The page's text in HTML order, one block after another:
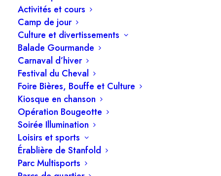
Activités et cours
Camp de jour
Culture et divertissements
Balade Gourmande
Carnaval d’hiver
Festival du Cheval
Foire Bières, Bouffe et Culture
Kiosque en chanson
Opération Bougeotte
Soirée Illumination
Loisirs et sports
Érablière de Stanfold
Parc Multisports
2. Législation & Greffe
2.1 Approbation des procès-verbaux
2.2 Règlement 2026 – Projet de règlement
sur l’occupation et l’entretien des
bâtiments (PRU-2603) – Avis de motion
2.3 Règlement 2026 – Projet de règlement
sur l’occupation et l’entretien des
bâtiments (PRU-2603) – Dépôt
2.4 Règlement 2026 – Projet de règlement